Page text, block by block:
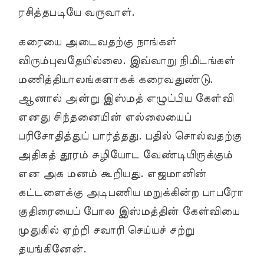
ரசித்தபடியே வருவாள்.
கரையை அடைவதற்கு நாங்கள்
விரும்புவதேயில்லை. இவ்வாறு நிமிடங்கள்
மணித்தியாலங்களாகக் கரைவதுண்டு.
ஆனால் அன்று இஸ்மத் எழுப்பிய கேள்வி
எனது சிந்தனையின் எல்லையைப்
பரிசோதித்துப் பார்த்தது. பதில் சொல்வதற்கு
அதிகத் தூரம் சுழியோட வேண்டியிருக்கும்
என அக மனம் கூறியது. எஜமானின்
கட்டளைக்கு அடிபணிய மறுக்கின்ற பாபரோ
குதிரையைப் போல இஸ்மத்தின் கேள்வியை
முதுகில் ஏற்றி சவாரி செய்யச் சற்று
தயங்கினேன்.